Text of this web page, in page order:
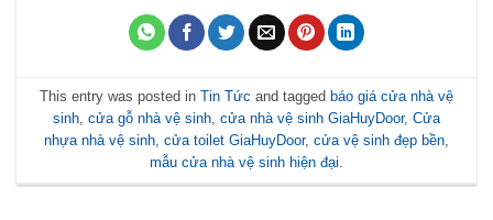
This entry was posted in Tin Tức and tagged báo giá cửa nhà vệ
sinh cửa gỗ nhà vệ sinh cửa nhà vệ sinh GiaHuyDoor, Cửa
nhựa nhà vệ sinh cửa toilet GiaHuyDoor, cửa vệ sinh đẹp bền
mẫu cửa nhà vệ sinh hiện đại